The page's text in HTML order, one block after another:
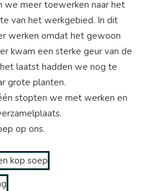
we meer toewerken naar het
van het werkgebied. In dit
werken omdat het gewoon
kwam een sterke geur van de
laatst hadden we nog te
grote planten.
stopten we met werken en
op ons.